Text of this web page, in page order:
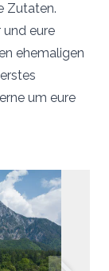
Zutaten.
und eure
ehemaligen
um eure